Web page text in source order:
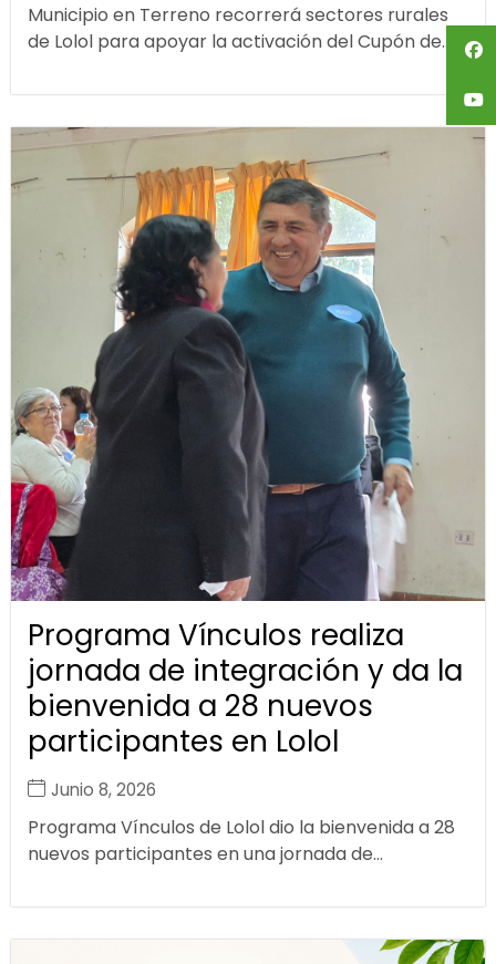
Municipio en Terreno recorrerá sectores rurales
de Lolol para apoyar la activación del Cupón de...
Programa Vínculos realiza
jornada de integración y da la
bienvenida a 28 nuevos
participantes en Lolol
Junio 8, 2026
Programa Vínculos de Lolol dio la bienvenida a 28
nuevos participantes en una jornada de...